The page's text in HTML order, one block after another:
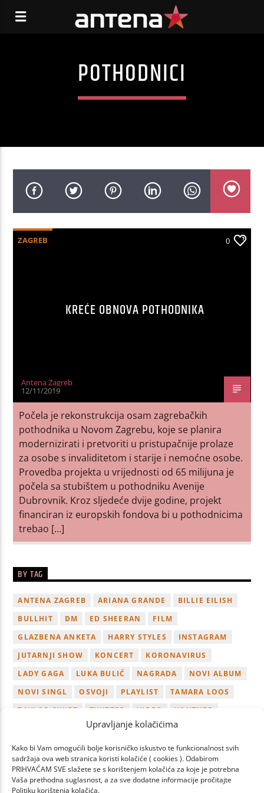
Upravljanje kolačićima
Kako bi Vam omogućili bolje korisničko iskustvo te funkcionalnost svih
sadržaja ova web stranica koristi kolačiće ( cookies ). Odabirom
PRIHVAĆAM SVE slažete se s korištenjem kolačića za koje je potrebna
Vaša prethodna suglasnost, a za sve dodatne informacije pročitajte
Politiku korištenja kolačića.
POTHODNICI
ZAGREB 0
KREĆE OBNOVA POTHODNIKA
Antena Zagreb
12/11/2019
Počela je rekonstrukcija osam zagrebačkih
pothodnika u Novom Zagrebu, koje se planira
modernizirati i pretvoriti u pristupačnije prolaze
za osobe s invaliditetom i starije i nemoćne osobe.
Provedba projekta u vrijednosti od 65 milijuna je
počela sa stubištem u pothodniku Avenije
Dubrovnik. Kroz sljedeće dvije godine, projekt
financiran iz europskih fondova bi u pothodnicima
trebao […]
BY TAG
ANTENA ZAGREB ARIANA GRANDE
BILLIE EILISH
BULLHIT
DM ED SHEERAN
FILM
GLAZBENA ANKETA
HARRY STYLES
INSTAGRAM
JUTARNJI SHOW
KONCERT
KORONAVIRUS
LADY GAGA
LUKA BULIĆ NAGRADA
NOVI ALBUM
NOVI SINGL
OSVOJI PLAYLIST
TAMARA LOOS
TAYLOR SWIFT
TWITTER VIDEO
YOUTUBE